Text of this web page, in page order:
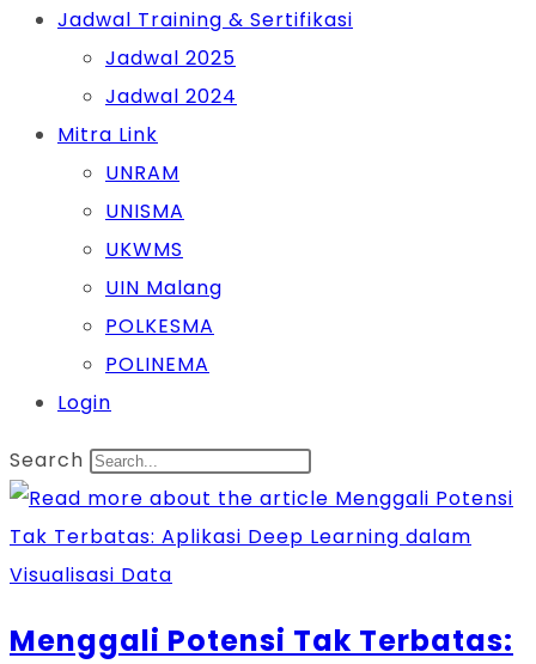
Jadwal Training & Sertifikasi
Jadwal 2025
Jadwal 2024
Mitra Link
UNRAM
UNISMA
UKWMS
UIN Malang
POLKESMA
POLINEMA
Login
Search
Menggali Potensi Tak Terbatas: